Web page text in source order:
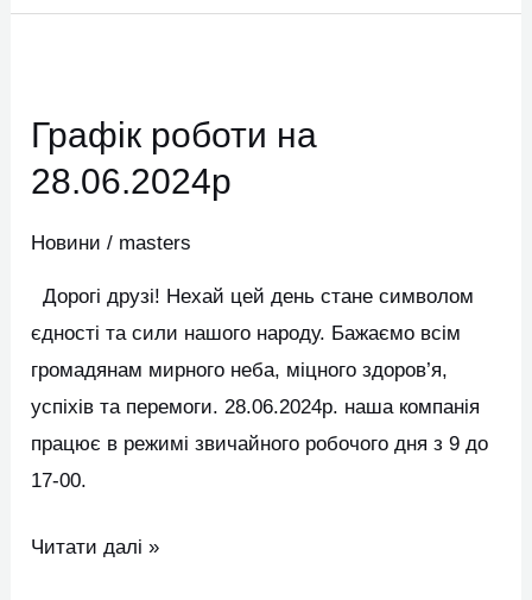
Графік роботи на
28.06.2024р
Новини / masters
Дорогі друзі! Нехай цей день стане символом
єдності та сили нашого народу. Бажаємо всім
громадянам мирного неба, міцного здоров’я,
успіхів та перемоги. 28.06.2024р. наша компанія
працює в режимі звичайного робочого дня з 9 до
17-00.
на
28.06.2024р
Читати далі »